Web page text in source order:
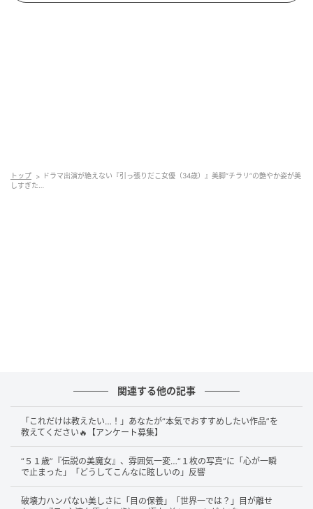
公開された1枚目は、ふわりと巻かれたロングヘアをサ
イドに流した正面ショット。漆黒のジャケットに、黒
のインナーを合わせたオールブラックコーデが、なん
とも艶やかな印象を与えてくれます。
衣装は『KANAKO SAKAI（カナコサカイ）』、首元の
トップ
ドラマ出演が絶えない『引っ張りだこ女優（34歳）』美脚“チラリ”の艶やか姿が美
しすぎた…
関連する他の記事
「これだけは教えたい…！」あなたが“本気でおすすめしたい作品”を
教えてください🔥【アンケート募集】
“５１歳”『伝説の美魔女』、雰囲気一変…“１枚の写真”に「心が一瞬
で止まった」「どうしてこんなに眩しいの」反響
破壊力ハンパない美しさに「目の保養」「世界一では？」目が離せ